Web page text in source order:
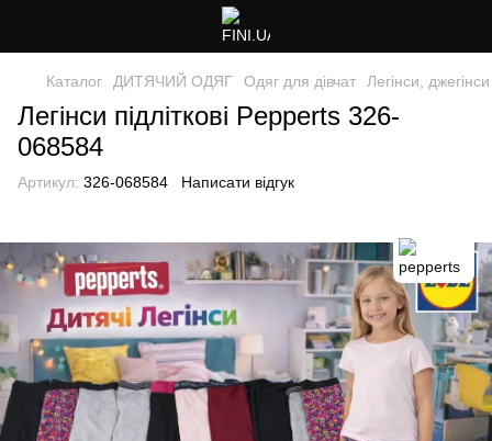
Каталог ДИТЯЧИЙ ОДЯГ Одяг для дівчат Легінси,
Легінси підліткові Pepperts 326-
068584
Артикул: 326-068584 Написати відгук